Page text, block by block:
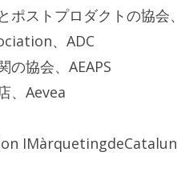
ポストプロダクトの協会
、ADC
の協会、AEAPS
、Aevea